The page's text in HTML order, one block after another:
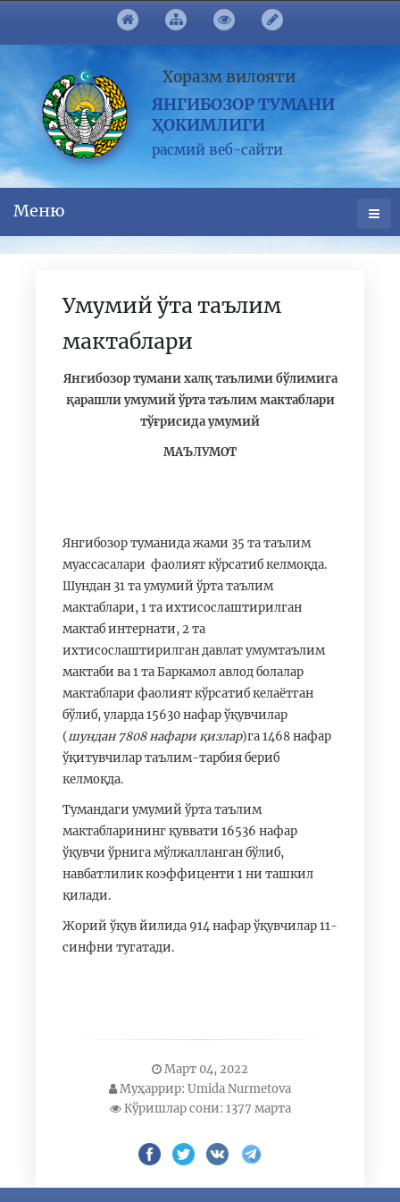
Хоразм вилояти
ЯНГИБОЗОР ТУМАНИ
ҲОКИМЛИГИ
расмий веб-сайти
Меню
Умумий ўта таълим
мактаблари
Янгибозор тумани халқ таълими бўлимига
қарашли умумий ўрта таълим мактаблари
тўғрисида умумий
МАЪЛУМОТ
Янгибозор туманида жами 35 та таълим
муассасалари фаолият кўрсатиб келмоқда.
Шундан 31 та умумий ўрта таълим
мактаблари, 1 та ихтисослаштирилган
мактаб интернати, 2 та
ихтисослаштирилган давлат умумтаълим
мактаби ва 1 та Баркамол авлод болалар
мактаблари фаолият кўрсатиб келаётган
бўлиб, уларда 15630 нафар ўқувчилар
(шундан 7808 нафари қизлар)га 1468 нафар
ўқитувчилар таълим-тарбия бериб
келмоқда.
Тумандаги умумий ўрта таълим
мактабларининг қуввати 16536 нафар
ўқувчи ўрнига мўлжалланган бўлиб,
навбатлилик коэффиценти 1 ни ташкил
қилади.
Жорий ўқув йилида 914 нафар ўқувчилар 11-
синфни тугатади.
Март 04, 2022
Муҳаррир: Umida Nurmetova
Кўришлар сони: 1377 марта